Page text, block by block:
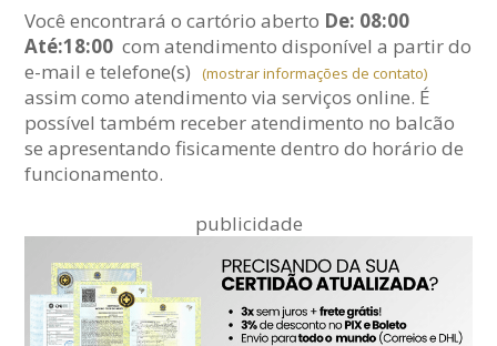
Você encontrará o cartório aberto De: 08:00
Até:18:00 com atendimento disponível a partir do
e-maile telefone(s) (mostrar informações de contato)
assim como atendimento via serviços online. É
possível também receber atendimento no balcão
se apresentando fisicamente dentro do horário de
funcionamento.
publicidade